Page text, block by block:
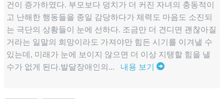
건이 증가하였다. 부모보다 덩치가 더 커진 자녀의 충동적이
고 난해한 행동들을 종일 감당하다가 체력도 마음도 소진되
는 극단의 상황들이 눈에 선하다. 조금만 더 견디면 괜찮아질
거라는 일말의 희망이라도 가져야만 힘든 시기를 이겨낼 수
있는데, 미래가 눈에 보이지 않으면 더 이상 지탱할 힘을 낼
수가 없게 된다.발달장애인의... 내용 보기